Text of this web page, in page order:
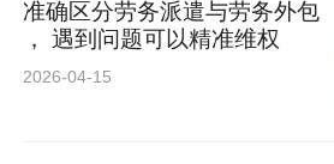
准确区分劳务派遣与劳务外包
， 遇到问题可以精准维权
2026-04-15